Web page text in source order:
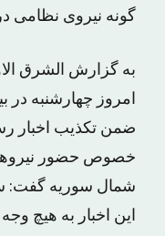
گونه نیروی نظامی
به گزارش الشرق
امروز چهارشنبه در
ضمن تکذیب اخبار
خصوص حضور
شمال سوریه گفت:
این اخبار به هیچ